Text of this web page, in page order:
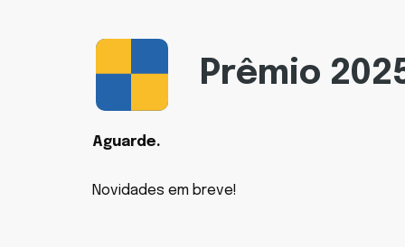
Prêmio
Aguarde.
Novidades em breve!